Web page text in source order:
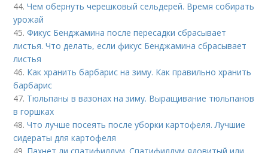
44.Чем обернуть черешковый сельдерей. Время собирать
урожай
45.Фикус Бенджамина после пересадки сбрасывает
листья. Что делать, если фикус Бенджамина сбрасывает
листья
46. Как хранить барбарис на зиму. Как правильно хранить
барбарис
47. Тюльпаны в вазонах на зиму. Выращивание тюльпанов
в горшках
48.Что лучше посеять после уборки картофеля. Лучшие
сидераты для картофеля